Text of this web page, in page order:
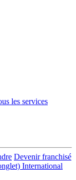
les services
Devenir franchisé
International